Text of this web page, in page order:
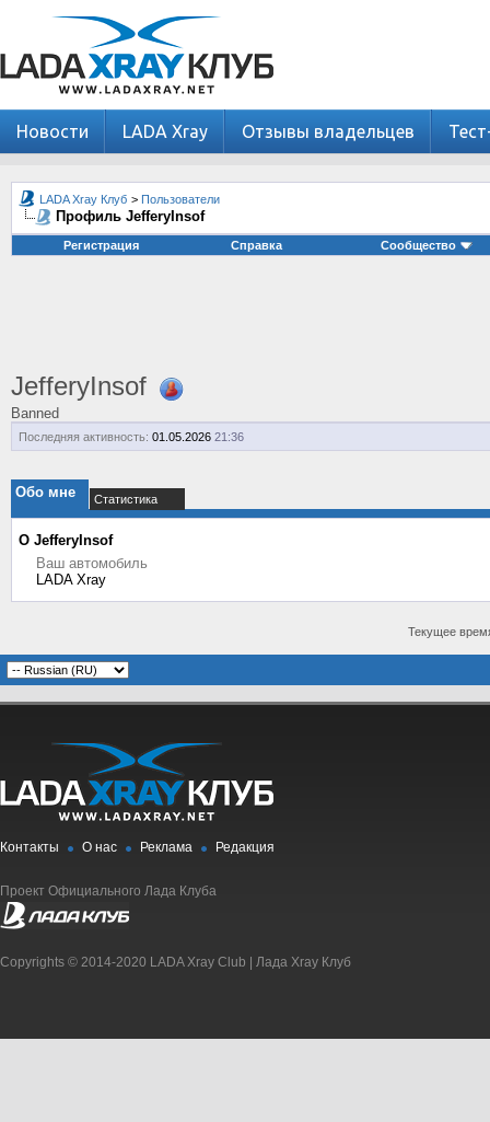
Новости LADA Xray Отзывы владельцев
LADA Xray Клуб > Пользователи
Профиль JefferyInsof
Регистрация Справка Сообщество
JefferyInsof
Banned
Последняя активность: 01.05.2026 21:36
Обо мне Статистика
О JefferyInsof
Ваш автомобиль
LADA Xray
Текущее
Контакты О нас Реклама Редакция
Проект Официального Лада Клуба
Copyrights © 2014-2020 LADA Xray Club | Лада Xray Клуб